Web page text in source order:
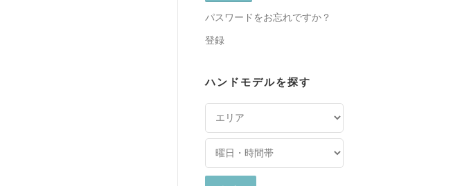
パスワードをお忘れですか？
登録
ハンドモデルを探す